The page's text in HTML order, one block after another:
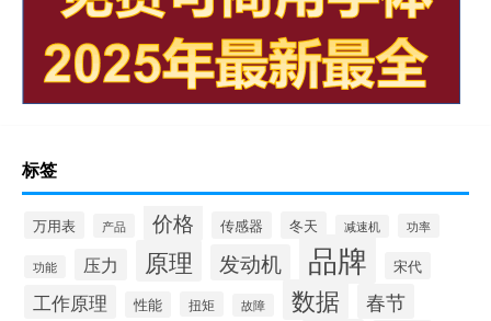
标签
万用表 产品 价格 传感器 冬天 减速机 功率
功能 压力 原理 发动机 品牌 宋代
工作原理 性能 扭矩 故障 数据 春节